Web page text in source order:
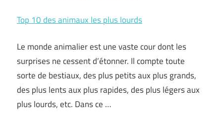
Top 10 des animaux les plus lourds
Le monde animalier est une vaste cour dont les
surprises ne cessent d’étonner. Il compte toute
sorte de bestiaux, des plus petits aux plus grands,
des plus lents aux plus rapides, des plus légers aux
plus lourds, etc. Dans ce …